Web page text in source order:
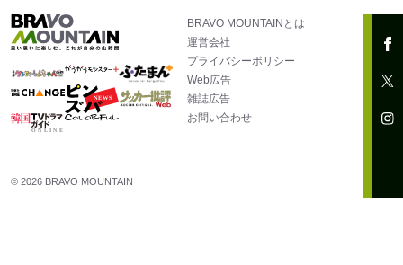
BRAVO MOUNTAINとは
運営会社
プライバシーポリシー
Web広告
雑誌広告
お問い合わせ
© 2026 BRAVO MOUNTAIN